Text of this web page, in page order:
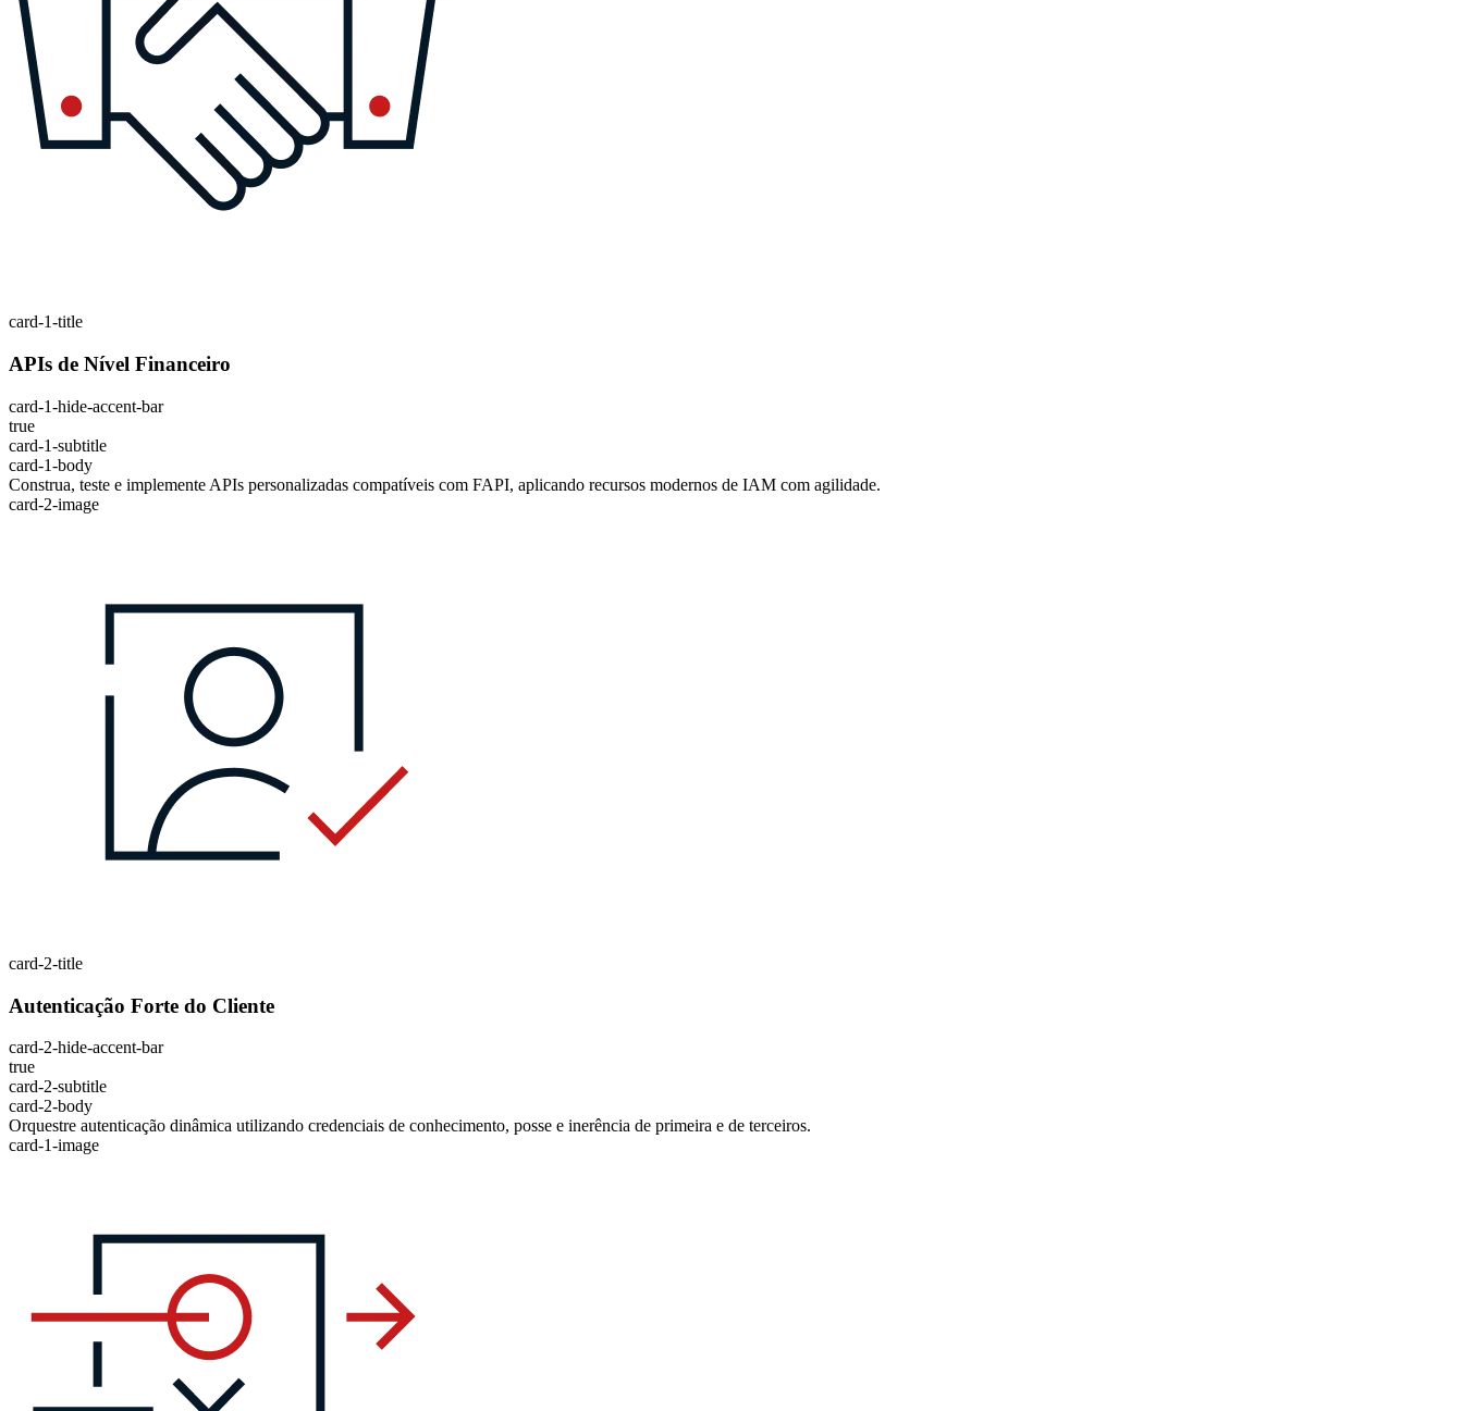
card-1-title
APIs de Nível Financeiro
card-1-hide-accent-bar
true
card-1-subtitle
card-1-body
Construa, teste e implemente APIs personalizadas compatíveis com FAPI, aplicando recursos modernos de IAM com agilidade.
card-2-image
card-2-title
Autenticação Forte do Cliente
card-2-hide-accent-bar
true
card-2-subtitle
card-2-body
Orquestre autenticação dinâmica utilizando credenciais de conhecimento, posse e inerência de primeira e de terceiros.
card-1-image